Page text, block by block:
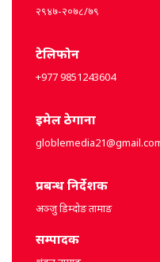
२९४७-२०७८/७९
टेलिफोन
+977 9851243604
इमेल ठेगाना
प्रबन्ध निर्देशक
अञ्जु डिम्दोङ तामाङ
सम्पादक